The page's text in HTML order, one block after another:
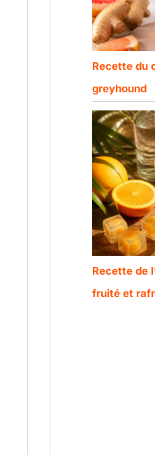
Recette du
greyhound
Recette de
fruité et